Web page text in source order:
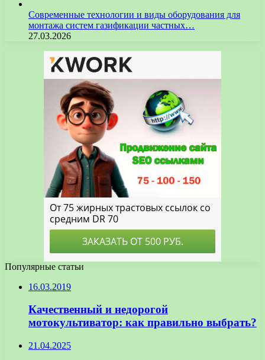
Современные технологии и виды оборудования для
монтажа систем газификации частных…
27.03.2026
Популярные статьи
16.03.2019
Качественный и недорогой
мотокультиватор: как правильно выбрать?
21.04.2025